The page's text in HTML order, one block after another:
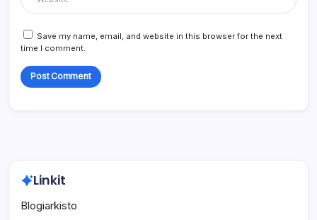
Save my name, email, and website in this browser for the next
time I comment.
Linkit
Blogiarkisto